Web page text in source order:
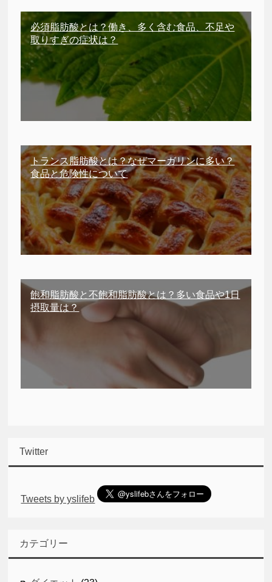
必須脂肪酸とは？働き、多く含む食品、不足や
取りすぎの症状は？
トランス脂肪酸とは？なぜマーガリンに多い？
食品と危険性について
飽和脂肪酸と不飽和脂肪酸とは？多い食品や1日
摂取量は？
Twitter
Tweets by yslifeb
カテゴリー